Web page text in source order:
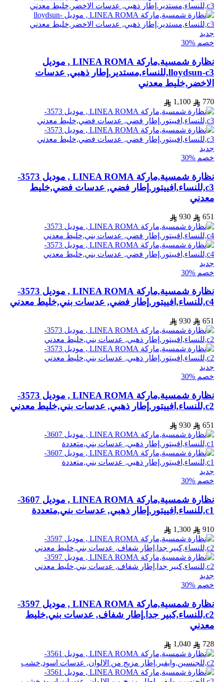
جديد
خصم %30
نظارة شمسية,ماركة LINEA ROMA , موديل
lloydsun-c3,للنساء,مستدير,إطار ذهبي, عدسات
الاخضر,خليط معدني
770
1,100
جديد
خصم %30
نظارة شمسية,ماركة LINEA ROMA , موديل 3573-
c3,للنساء,افييتور,إطار فضي, عدسات فضي,خليط
معدني
651
930
جديد
خصم %30
نظارة شمسية,ماركة LINEA ROMA , موديل 3573-
c4,للنساء,افييتور,إطار فضي, عدسات بني,خليط معدني
651
930
جديد
خصم %30
نظارة شمسية,ماركة LINEA ROMA , موديل 3573-
c2,للنساء,افييتور,إطار ذهبي, عدسات بني,خليط معدني
651
930
جديد
خصم %30
نظارة شمسية,ماركة LINEA ROMA , موديل 3607-
c1,للنساء,افييتور,إطار ذهبي, عدسات بني,متعددة
910
1,300
جديد
خصم %30
نظارة شمسية,ماركة LINEA ROMA , موديل 3597-
c2,للنساء,كبير جدا,إطار شفاف, عدسات بني,خليط
معدني
728
1,040